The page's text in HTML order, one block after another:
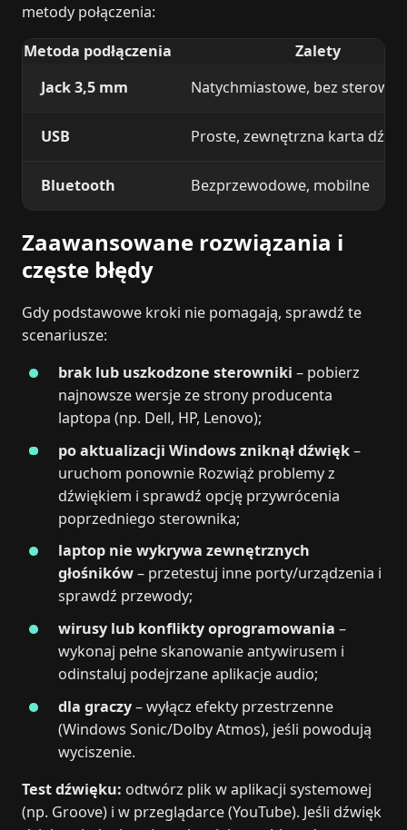
metody połączenia:
Metoda podłączenia
Zalety
Jack 3,5 mm
Natychmiastowe, bez
USB Proste, zewnętrzna karta
Bluetooth Bezprzewodowe, mobilne
Zaawansowane rozwiązania i
częste błędy
Gdy podstawowe kroki nie pomagają, sprawdź te
scenariusze:
brak lub uszkodzone sterowniki – pobierz
najnowsze wersje ze strony producenta
laptopa (np. Dell, HP, Lenovo);
po aktualizacji Windows zniknął dźwięk–
uruchom ponownie Rozwiąż problemy z
dźwiękiem i sprawdź opcję przywrócenia
poprzedniego sterownika;
laptop nie wykrywa zewnętrznych
głośników– przetestuj inne porty/urządzenia i
sprawdź przewody;
wirusy lub konflikty oprogramowania –
wykonaj pełne skanowanie antywirusem i
odinstaluj podejrzane aplikacje audio;
dla graczy– wyłącz efekty przestrzenne
(Windows Sonic/Dolby Atmos), jeśli powodują
wyciszenie.
Test dźwięku: odtwórz plik w aplikacji systemowej
(np. Groove) i w przeglądarce (YouTube). Jeśli dźwięk